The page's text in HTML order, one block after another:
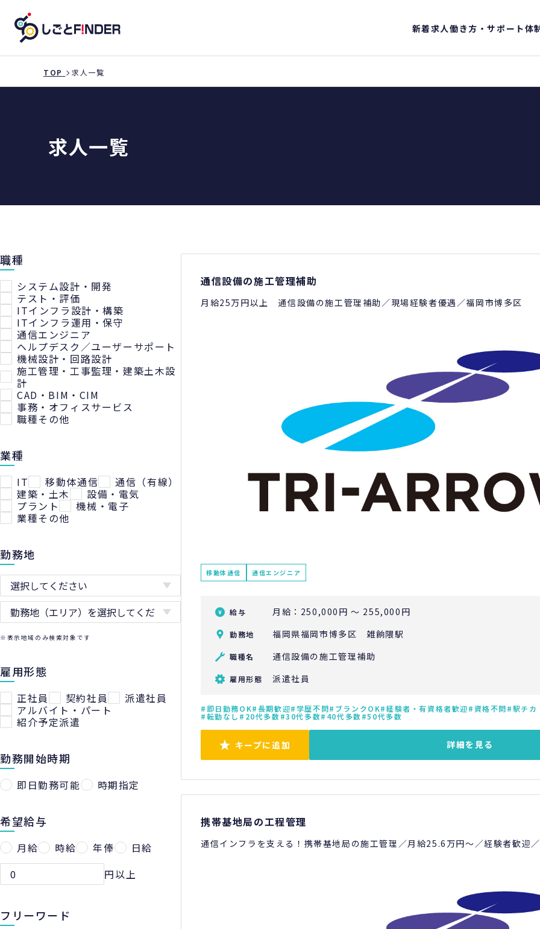
新着求人働き方・サポート体
TOP 求人一覧
求人一覧
職種
システム設計・開発
テスト・評価
ITインフラ設計・構築
ITインフラ運用・保守
通信エンジニア
ヘルプデスク／ユーザーサポート
機械設計・回路設計
施工管理・工事監理・建築土木設
計
CAD・BIM・CIM
事務・オフィスサービス
職種その他
業種
IT 移動体通信
通信（有線）
建築・土木
設備・電気
プラント
機械・電子
業種その他
勤務地
※表示地域のみ検索対象です
雇用形態
正社員 契約社員
派遣社員
アルバイト・パート
紹介予定派遣
勤務開始時期
即日勤務可能 時期指定
希望給与
月給 時給 年俸
日給
円以上
フリーワード
通信設備の施工管理補助
月給25万円以上 通信設備の施工管理補助／現場経験者優遇／福岡市博多区
移動体通信 通信エンジニア
給与 月給：250,000円 ～ 255,000円
勤務地 福岡県福岡市博多区 雑餉隈駅
職種名 通信設備の施工管理補助
雇用形態 派遣社員
即日勤務OK 長期歓迎 学歴不問 ブランクOK 経験者・有資格者歓迎 資格不問 駅チカ
転勤なし 20代多数 30代多数 40代多数 50代多数
キープに追加 詳細を見る
携帯基地局の工程管理
通信インフラを支える！携帯基地局の施工管理／月給25.6万円～／経験者歓迎